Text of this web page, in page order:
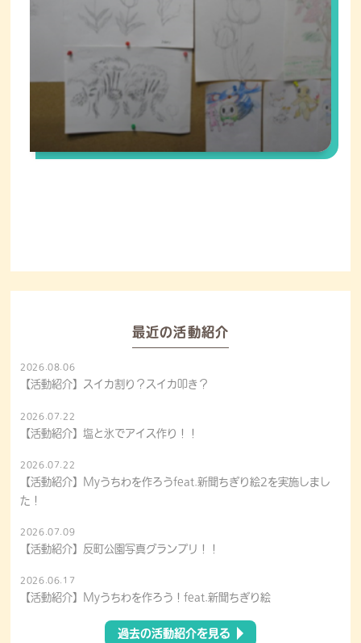
最近の活動紹介
2026.08.06
【活動紹介】スイカ割り？スイカ叩き？
2026.07.22
【活動紹介】塩と氷でアイス作り！！
2026.07.22
【活動紹介】Myうちわを作ろうfeat.新聞ちぎり絵2を実施しまし
た！
2026.07.09
【活動紹介】反町公園写真グランプリ！！
2026.06.17
【活動紹介】Myうちわを作ろう！feat.新聞ちぎり絵
過去の活動紹介を見る